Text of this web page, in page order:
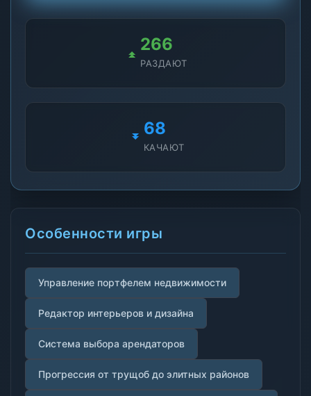
266
РАЗДАЮТ
68
КАЧАЮТ
Особенности игры
Управление портфелем недвижимости
Редактор интерьеров и дизайна
Система выбора арендаторов
Прогрессия от трущоб до элитных районов